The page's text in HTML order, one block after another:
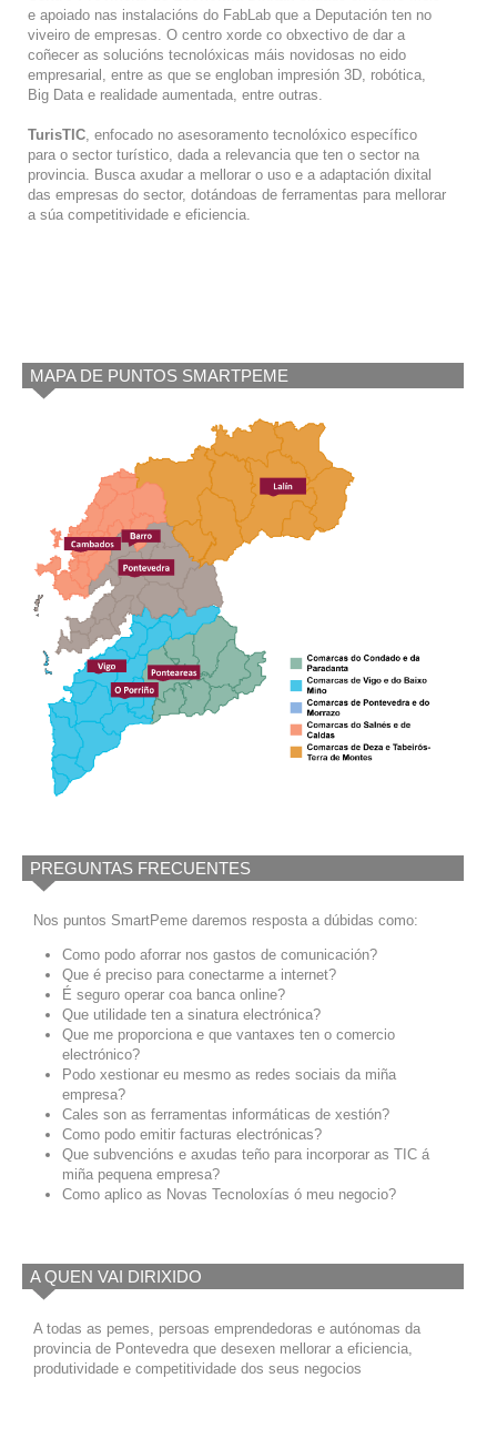
e apoiado nas instalacións do FabLab que a Deputación ten no
viveiro de empresas. O centro xorde co obxectivo de dar a
coñecer as solucións tecnolóxicas máis novidosas no eido
empresarial, entre as que se engloban impresión 3D, robótica,
Big Data e realidade aumentada, entre outras.
TurisTIC, enfocado no asesoramento tecnolóxico específico
para o sector turístico, dada a relevancia que ten o sector na
provincia. Busca axudar a mellorar o uso e a adaptación dixital
das empresas do sector, dotándoas de ferramentas para mellorar
a súa competitividade e eficiencia.
MAPA DE PUNTOS SMARTPEME
PREGUNTAS FRECUENTES
Nos puntos SmartPeme daremos resposta a dúbidas como:
Como podo aforrar nos gastos de comunicación?
Que é preciso para conectarme a internet?
É seguro operar coa banca online?
Que utilidade ten a sinatura electrónica?
Que me proporciona e que vantaxes ten o comercio
electrónico?
Podo xestionar eu mesmo as redes sociais da miña
empresa?
Cales son as ferramentas informáticas de xestión?
Como podo emitir facturas electrónicas?
Que subvencións e axudas teño para incorporar as TIC á
miña pequena empresa?
Como aplico as Novas Tecnoloxías ó meu negocio?
A QUEN VAI DIRIXIDO
A todas as pemes, persoas emprendedoras e autónomas da
provincia de Pontevedra que desexen mellorar a eficiencia,
produtividade e competitividade dos seus negocios